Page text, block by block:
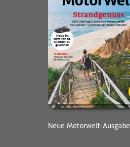
Neue Motorwelt-Ausgabe